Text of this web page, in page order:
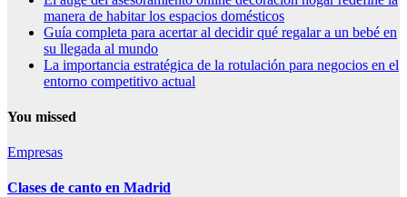
manera de habitar los espacios domésticos
Guía completa para acertar al decidir qué regalar a un bebé en
su llegada al mundo
La importancia estratégica de la rotulación para negocios en el
entorno competitivo actual
You missed
Empresas
Clases de canto en Madrid